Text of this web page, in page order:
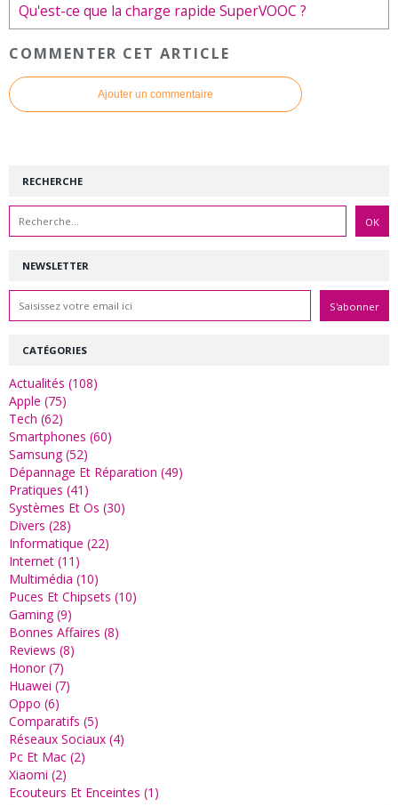
Qu'est-ce que la charge rapide SuperVOOC ?
COMMENTER CET ARTICLE
Ajouter un commentaire
NEWSLETTER
RECHERCHE
CATÉGORIES
Actualités (108)
Apple (75)
Tech (62)
Smartphones (60)
Samsung (52)
Dépannage Et Réparation (49)
Pratiques (41)
Systèmes Et Os (30)
Divers (28)
Informatique (22)
Internet (11)
Multimédia (10)
Puces Et Chipsets (10)
Gaming (9)
Bonnes Affaires (8)
Reviews (8)
Honor (7)
Huawei (7)
Oppo (6)
Comparatifs (5)
Réseaux Sociaux (4)
Pc Et Mac (2)
Xiaomi (2)
Ecouteurs Et Enceintes (1)